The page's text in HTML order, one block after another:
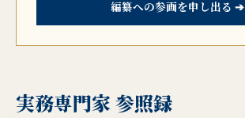
編纂への参画を申し出る ➔
実務専門家 参照録